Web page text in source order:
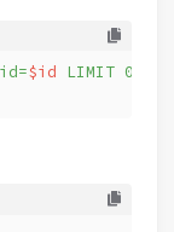
$id LIMIT 0,1"